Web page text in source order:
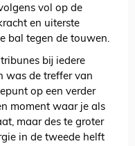
vol op de
en uiterste
bal tegen de touwen.
bij iedere
was de treffer van
op een verder
moment waar je als
maar des te groter
in de tweede helft